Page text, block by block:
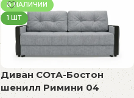
В НАЛИЧИИ
1 ШТ
Диван СОтА-Бостон
шенилл Римини 04